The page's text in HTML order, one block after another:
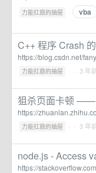
力能扛鼎的抽屉 · vba
C++ 程序 Crash
https://blog.csdn.net/
力能扛鼎的抽屉 · · 3 年
狙杀页面卡顿 ——
https://
力能扛鼎的抽屉 · · 3 年
node.js - Access
https://